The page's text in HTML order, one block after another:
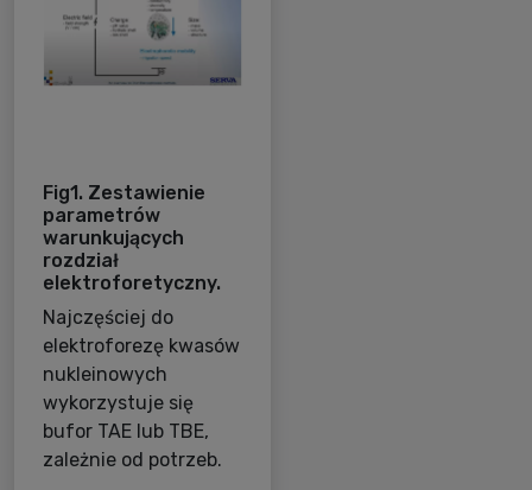
Fig1. Zestawienie
parametrów
warunkujących
rozdział
elektroforetyczny.
Najczęściej do
elektroforezę kwasów
nukleinowych
wykorzystuje się
bufor TAE lub TBE,
zależnie od potrzeb.